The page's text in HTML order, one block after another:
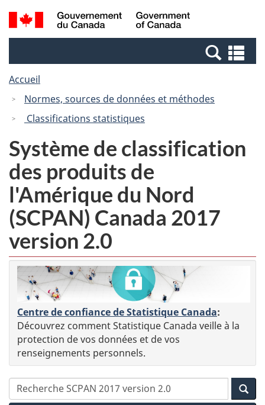
Passer
au
Passer
à
Canada
Recherche
et
et
Accueil
Normes, sources de données et méthodes
Classifications statistiques
Système de classification
des produits de
l'Amérique du Nord
(SCPAN) Canada 2017
version 2.0
Centre de confiance de Statistique Canada:
Découvrez comment Statistique Canada veille à la
protection de vos données et de vos
renseignements personnels.